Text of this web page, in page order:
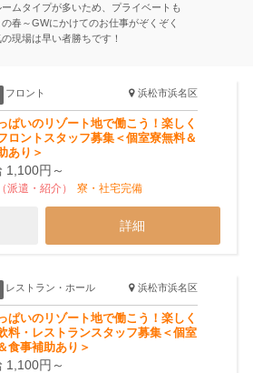
ムタイプが多いため、プライベートも
春～GWにかけてのお仕事がぞくぞく
現場は早い者勝ちです！
フロント 浜松市浜名区
ぱいのリゾート地で働こう！楽しく
ロントスタッフ募集＜個室寮無料＆
あり＞
1,100円～
派遣・紹介） 寮・社宅完備
詳細
レストラン・ホール 浜松市浜名区
ぱいのリゾート地で働こう！楽しく
料・レストランスタッフ募集＜個室
食事補助あり＞
1,100円～